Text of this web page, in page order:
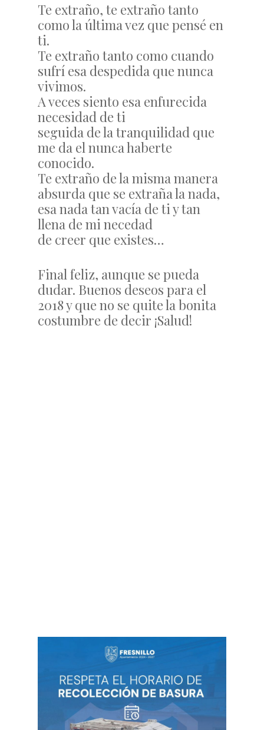
Te extraño, te extraño tanto
como la última vez que pensé en
ti.
Te extraño tanto como cuando
sufrí esa despedida que nunca
vivimos.
A veces siento esa enfurecida
necesidad de ti
seguida de la tranquilidad que
me da el nunca haberte
conocido.
Te extraño de la misma manera
absurda que se extraña la nada,
esa nada tan vacía de ti y tan
llena de mi necedad
de creer que existes…
Final feliz, aunque se pueda
dudar. Buenos deseos para el
2018 y que no se quite la bonita
costumbre de decir ¡Salud!